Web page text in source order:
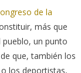
de la
más que
un punto
que, también los
los deportistas,